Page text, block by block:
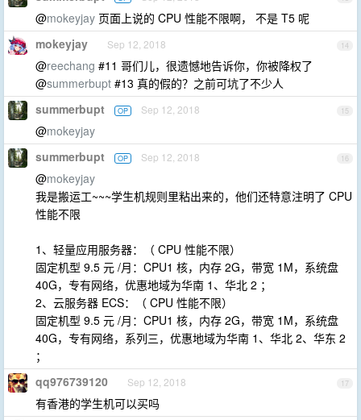
@mokeyjay 页面上说的 CPU 性能不限啊， 不是 T5 呢
14
mokeyjay Sep 12, 2018
@reechang #11 哥们儿，很遗憾地告诉你，你被降权了
@summerbupt #13 真的假的？之前可坑了不少人
15
summerbupt OP Sep 12, 2018
@mokeyjay
16
summerbupt OP Sep 12, 2018
@mokeyjay
我是搬运工~~~学生机规则里粘出来的，他们还特意注明了 CPU
性能不限
1、轻量应用服务器：（ CPU 性能不限）
固定机型 9.5 元 /月：CPU1 核，内存 2G，带宽 1M，系统盘
40G，专有网络，优惠地域为华南 1、华北 2 ；
2、云服务器 ECS：（ CPU 性能不限）
固定机型 9.5 元 /月：CPU1 核，内存 2G，带宽 1M，系统盘
40G，专有网络，系列三，优惠地域为华南 1、华北 2、华东 2
；
17
qq976739120 Sep 12, 2018
有香港的学生机可以买吗